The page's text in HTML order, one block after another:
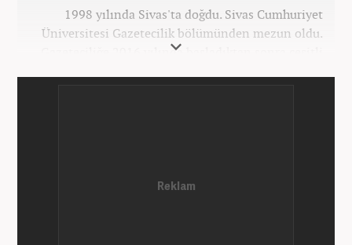
1998 yılında Sivas'ta doğdu. Sivas Cumhuriyet
Üniversitesi Gazetecilik bölümünden mezun oldu.
Gazeteciliğe 2016 yılında başladıktan sonra çeşitli